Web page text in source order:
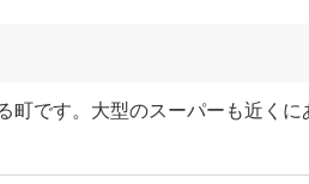
です。大型のスーパーも近くに